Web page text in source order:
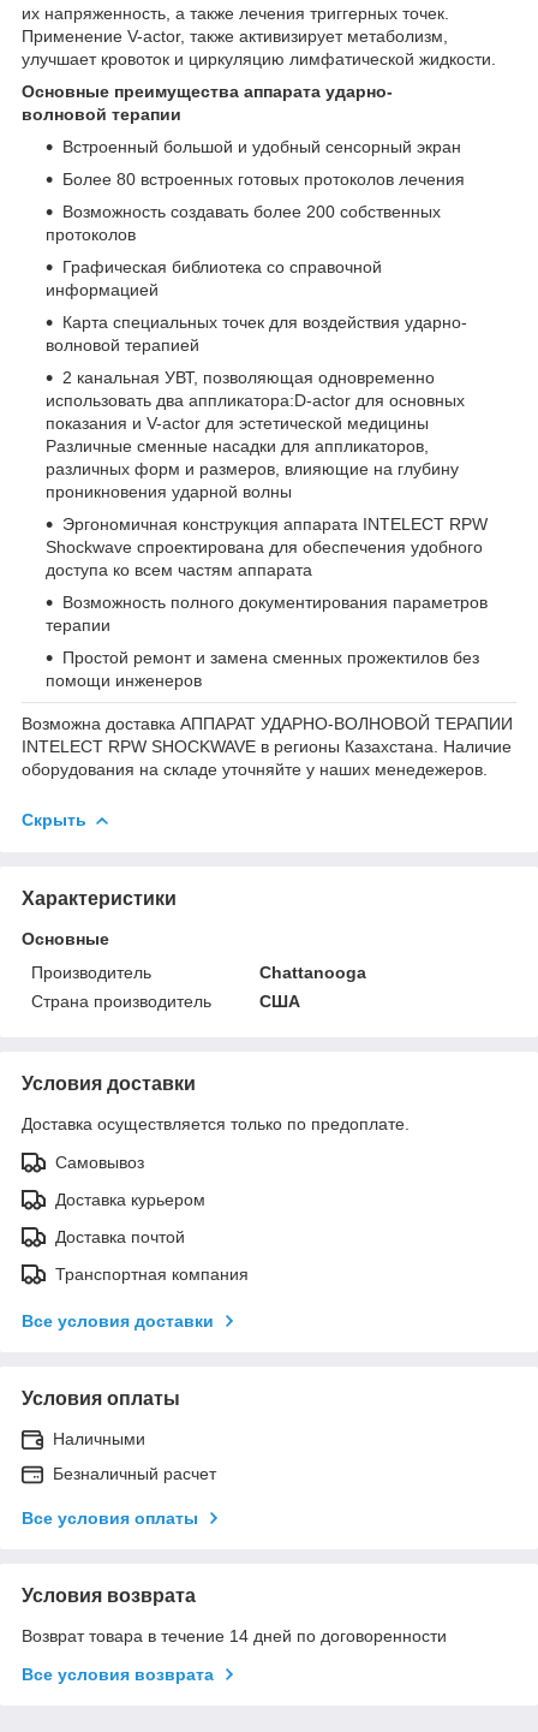
их напряженность, а также лечения триггерных точек.
Применение V-actor, также активизирует метаболизм,
улучшает кровоток и циркуляцию лимфатической жидкости.
Основные преимущества аппарата ударно-
волновой терапии
Встроенный большой и удобный сенсорный экран
Более 80 встроенных готовых протоколов лечения
Возможность создавать более 200 собственных
протоколов
Графическая библиотека со справочной
информацией
Карта специальных точек для воздействия ударно-
волновой терапией
2 канальная УВТ, позволяющая одновременно
использовать два аппликатора:D-actor для основных
показания и V-actor для эстетической медицины
Различные сменные насадки для аппликаторов,
различных форм и размеров, влияющие на глубину
проникновения ударной волны
Эргономичная конструкция аппарата INTELECT RPW
Shockwave спроектирована для обеспечения удобного
доступа ко всем частям аппарата
Возможность полного документирования параметров
терапии
Простой ремонт и замена сменных прожектилов без
помощи инженеров
Возможна доставка АППАРАТ УДАРНО-ВОЛНОВОЙ ТЕРАПИИ
INTELECT RPW SHOCKWAVE в регионы Казахстана. Наличие
оборудования на складе уточняйте у наших менедежеров.
Скрыть
Характеристики
Основные
Производитель
Chattanooga
Страна производитель
США
Условия доставки
Доставка осуществляется только по предоплате.
Самовывоз
Доставка курьером
Доставка почтой
Транспортная компания
Все условия доставки
Условия оплаты
Наличными
Безналичный расчет
Все условия оплаты
Условия возврата
Возврат товара в течение 14 дней по договоренности
Все условия возврата